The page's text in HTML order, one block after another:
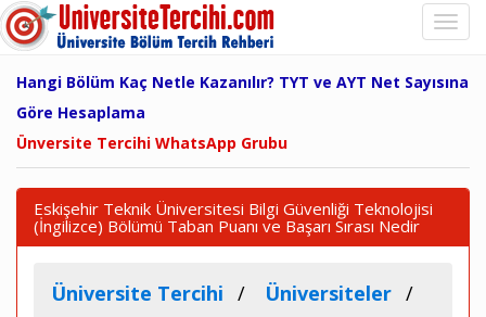
Hangi Bölüm Kaç Netle Kazanılır? TYT ve AYT Net Sayısına
Göre Hesaplama
Ünversite Tercihi WhatsApp Grubu
Eskişehir Teknik Üniversitesi Bilgi Güvenliği Teknolojisi
(İngilizce) Bölümü Taban Puanı ve Başarı Sırası Nedir
Üniversite Tercihi
Üniversiteler